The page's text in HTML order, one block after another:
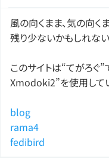
風の向くまま、気の向
残り少ないかもしれない
このサイトは“てがろぐ
Xmodoki2”を使用して
blog
rama4
fedibird